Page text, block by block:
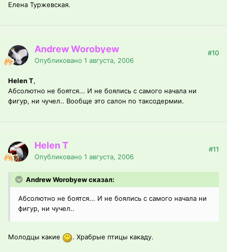
Елена Туржевская.
Andrew Worobyew
Опубликовано 1 августа, 2006
#10
Helen T,
Абсолютно не боятся... И не боялись с самого начала ни
фигур, ни чучел.. Вообще это салон по таксодермии.
Helen T
Опубликовано 1 августа, 2006
#11
Andrew Worobyew сказал:
Абсолютно не боятся... И не боялись с самого начала ни
фигур, ни чучел..
Молодцы какие . Храбрые птицы какаду.